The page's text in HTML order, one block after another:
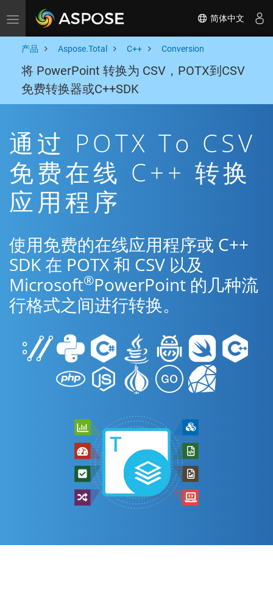
Toggle navigation 简体中文
产品 Aspose.Total C++ Conversion
将 PowerPoint 转换为 CSV，POTX到CSV
免费转换器或C++SDK
通过 POTX To CSV
免费在线 C++ 转换
应用程序
使用免费的在线应用程序或 C++
SDK 在 POTX 和 CSV 以及
Microsoft®PowerPoint 的几种流
行格式之间进行转换。